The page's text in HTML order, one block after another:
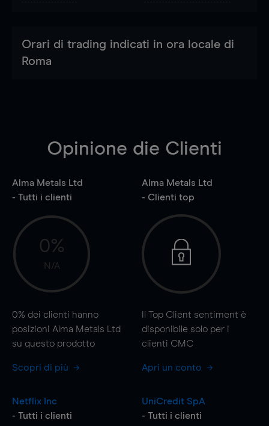
Orari di trading indicati in ora locale di
Roma
Opinione die Clienti
Alma Metals Ltd
- Tutti i clienti
0%
N/A
0% dei clienti hanno
posizioni Alma Metals Ltd
su questo prodotto
Scopri di più
Alma Metals Ltd
- Clienti top
Il Top Client sentiment è
disponibile solo per i
clienti CMC
Apri un conto
Netflix Inc
- Tutti i clienti
UniCredit SpA
- Tutti i clienti